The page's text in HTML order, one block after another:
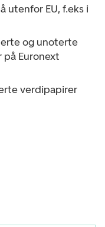
utenfor EU, f.eks i
og unoterte
på Euronext
verdipapirer